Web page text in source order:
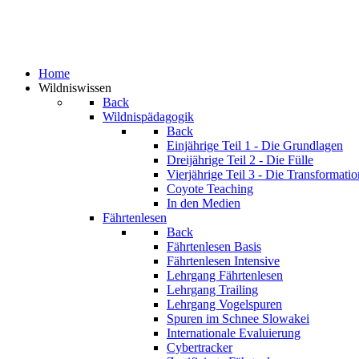
Home
Wildniswissen
Back
Wildnispädagogik
Back
Einjährige Teil 1 - Die Grundlagen
Dreijährige Teil 2 - Die Fülle
Vierjährige Teil 3 - Die
Coyote Teaching
In den Medien
Fährtenlesen
Back
Fährtenlesen Basis
Fährtenlesen Intensive
Lehrgang Fährtenlesen
Lehrgang Trailing
Lehrgang Vogelspuren
Spuren im Schnee Slowakei
Internationale Evaluierung
Cybertracker